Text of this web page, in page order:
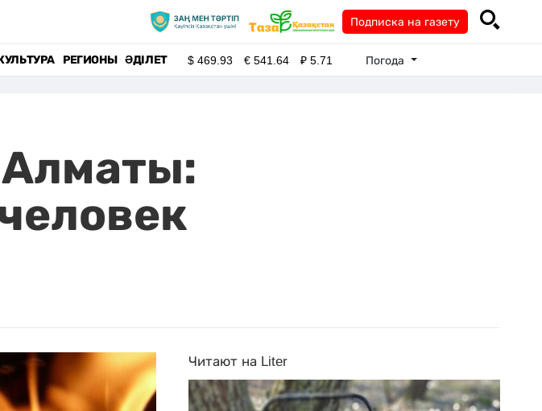
Подписка на газету
РЕГИОНЫ ӘДІЛЕТ $469.93 €541.64 ₽5.71 Погода
Читают на Liter